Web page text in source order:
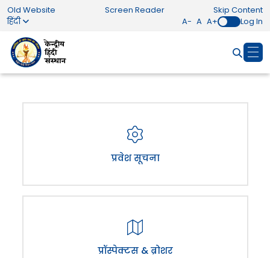
Old Website Screen Reader
Skip Content
हिंदी
A- A A+ Log In
प्रवेश सूचना
प्रॉस्पेक्टस & ब्रोशर